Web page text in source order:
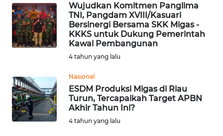
Wujudkan Komitmen Panglima
TNI, Pangdam XVIII/Kasuari
Bersinergi Bersama SKK Migas -
KKKS untuk Dukung Pemerintah
Kawal Pembangunan
4 tahun yang lalu
Nasional
ESDM Produksi Migas di Riau
Turun, Tercapaikah Target APBN
Akhir Tahun Ini?
4 tahun yang lalu
SULTENG
WN
SULBAR
BABEL
WN
SUMBAR